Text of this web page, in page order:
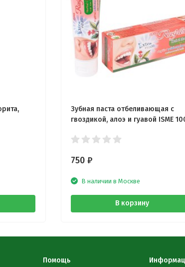
Зубная паста отбеливающая с
гвоздикой, алоэ и гуавой ISME
750 ₽
В наличии в Москве
В корзину
Помощь